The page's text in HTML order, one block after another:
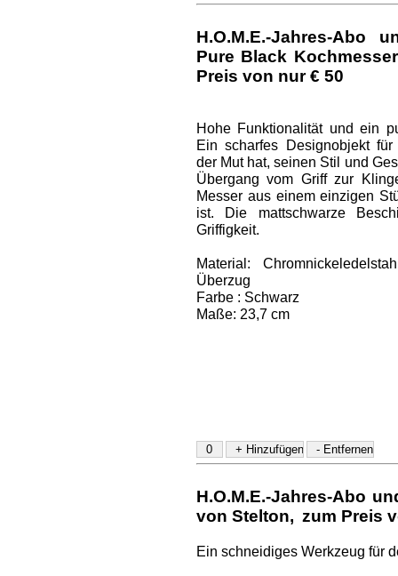
H.O.M.E.-Jahres-Abo
Pure Black
Preis von nur € 50
Hohe Funktionalität und ein
Ein scharfes Designobjekt
der Mut hat, seinen Stil und
Übergang vom Griff zur
Messer aus einem einzigen
ist. Die mattschwarze
Griffigkeit.
Material:
Überzug
Farbe : Schwarz
Maße: 23,7 cm
H.O.M.E.-Jahres-Abo
von Stelton, zum Preis
Ein schneidiges Werkzeug für